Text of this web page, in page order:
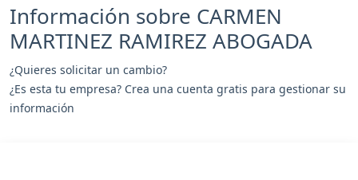
Información sobre CARMEN
MARTINEZ RAMIREZ ABOGADA
¿Quieres solicitar un cambio?
¿Es esta tu empresa? Crea una cuenta gratis para gestionar su
información